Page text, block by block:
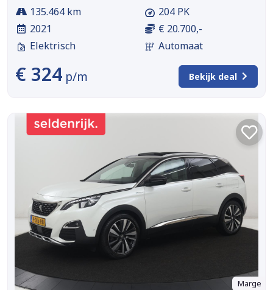
135.464 km
2021
Elektrisch
204 PK
€ 20.700,-
Automaat
€ 324 p/m Bekijk deal
Marge